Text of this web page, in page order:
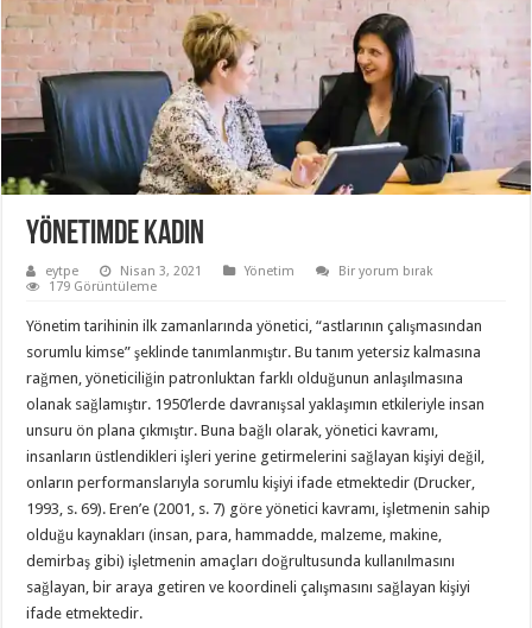
Yönetimde Kadın
eytpe Nisan 3, 2021 Yönetim
Bir yorum bırak
179 Görüntüleme
Yönetim tarihinin ilk zamanlarında yönetici, “astlarının çalışmasından
sorumlu kimse” şeklinde tanımlanmıştır. Bu tanım yetersiz kalmasına
rağmen, yöneticiliğin patronluktan farklı olduğunun anlaşılmasına
olanak sağlamıştır. 1950’lerde davranışsal yaklaşımın etkileriyle insan
unsuru ön plana çıkmıştır. Buna bağlı olarak, yönetici kavramı,
insanların üstlendikleri işleri yerine getirmelerini sağlayan kişiyi değil,
onların performanslarıyla sorumlu kişiyi ifade etmektedir (Drucker,
1993, s. 69). Eren’e (2001, s. 7) göre yönetici kavramı, işletmenin sahip
olduğu kaynakları (insan, para, hammadde, malzeme, makine,
demirbaş gibi) işletmenin amaçları doğrultusunda kullanılmasını
sağlayan, bir araya getiren ve koordineli çalışmasını sağlayan kişiyi
ifade etmektedir.